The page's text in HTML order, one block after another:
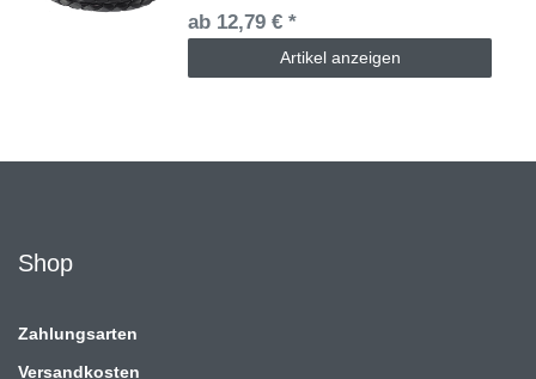
ab 12,79 € *
Artikel anzeigen
Shop
Zahlungsarten
Versandkosten